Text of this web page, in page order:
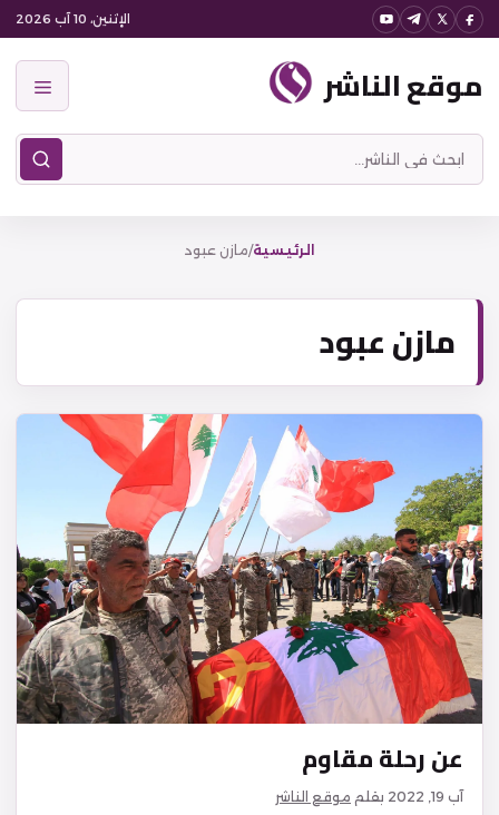
انتقل
المحتوى
الإثنين، 10 آب 2026
موقع الناشر
ابحث
في
الرئيسية/مازن عبود
مازن عبود
عن رحلة مقاوم
آب 19, 2022 بقلم موقع الناشر